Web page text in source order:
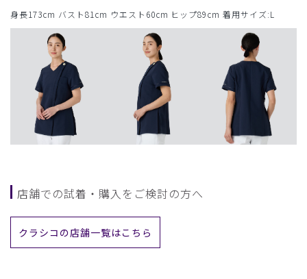
身長173cm バスト81cm ウエスト60cm ヒップ89cm 着用サイズ:L
店舗での試着・購入をご検討の方へ
クラシコの店舗一覧はこちら